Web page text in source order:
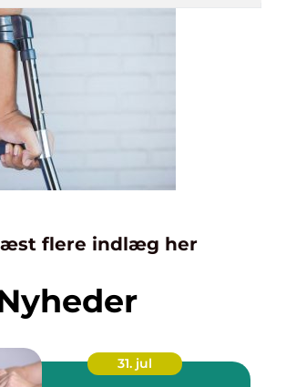
flere indlæg her
31. jul